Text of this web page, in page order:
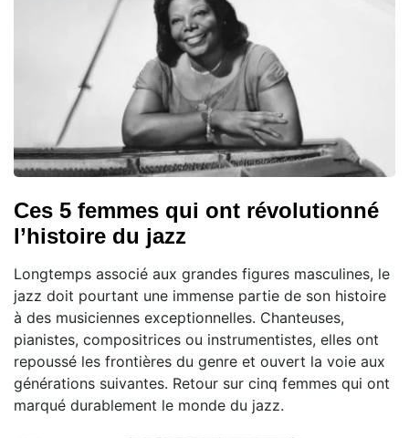
Ces 5 femmes qui ont révolutionné
l’histoire du jazz
Longtemps associé aux grandes figures masculines, le
jazz doit pourtant une immense partie de son histoire
à des musiciennes exceptionnelles. Chanteuses,
pianistes, compositrices ou instrumentistes, elles ont
repoussé les frontières du genre et ouvert la voie aux
générations suivantes. Retour sur cinq femmes qui ont
marqué durablement le monde du jazz.